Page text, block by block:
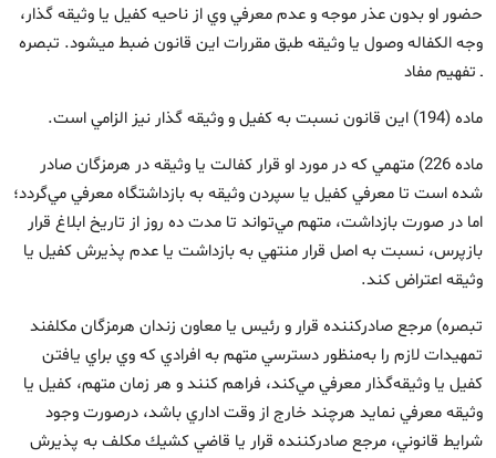
حضور او بدون عذر موجه و عدم معرفي وي از ناحيه كفيل يا وثيقه‏ گذار،
وجه ‏الكفاله وصول يا وثيقه طبق مقررات اين قانون ضبط مي‏شود. تبصره
ـ تفهيم مفاد
ماده (194) اين قانون نسبت به كفيل و وثيقه ‏گذار نيز الزامي است.
ماده 226) متهمي كه در مورد او قرار كفالت يا وثيقه در هرمزگان صادر
شده است تا معرفي كفيل يا سپردن وثيقه به بازداشتگاه معرفي مي‌گردد؛
اما در صورت بازداشت، متهم مي‌تواند تا مدت ده روز از تاريخ ابلاغ قرار
بازپرس، نسبت به اصل قرار منتهي به بازداشت يا عدم پذيرش كفيل يا
وثيقه اعتراض كند.
تبصره) مرجع صادركننده قرار و رئيس يا معاون زندان هرمزگان مكلفند
تمهيدات لازم را به‌منظور دسترسي متهم به افرادي كه وي براي يافتن
كفيل يا وثيقه‌گذار معرفي مي‌كند، فراهم كنند و هر زمان متهم، كفيل يا
وثيقه معرفي نمايد هرچند خارج از وقت اداري باشد، درصورت وجود
شرايط قانوني، مرجع صادركننده قرار يا قاضي كشيك مكلف به پذيرش